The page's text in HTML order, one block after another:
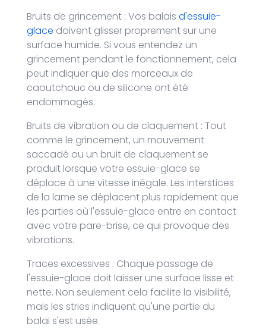
Bruits de grincement : Vos balais d'essuie-
glace doivent glisser proprement sur une
surface humide. Si vous entendez un
grincement pendant le fonctionnement, cela
peut indiquer que des morceaux de
caoutchouc ou de silicone ont été
endommagés.
Bruits de vibration ou de claquement : Tout
comme le grincement, un mouvement
saccadé ou un bruit de claquement se
produit lorsque votre essuie-glace se
déplace à une vitesse inégale. Les interstices
de la lame se déplacent plus rapidement que
les parties où l'essuie-glace entre en contact
avec votre pare-brise, ce qui provoque des
vibrations.
Traces excessives : Chaque passage de
l'essuie-glace doit laisser une surface lisse et
nette. Non seulement cela facilite la visibilité,
mais les stries indiquent qu'une partie du
balai s'est usée.